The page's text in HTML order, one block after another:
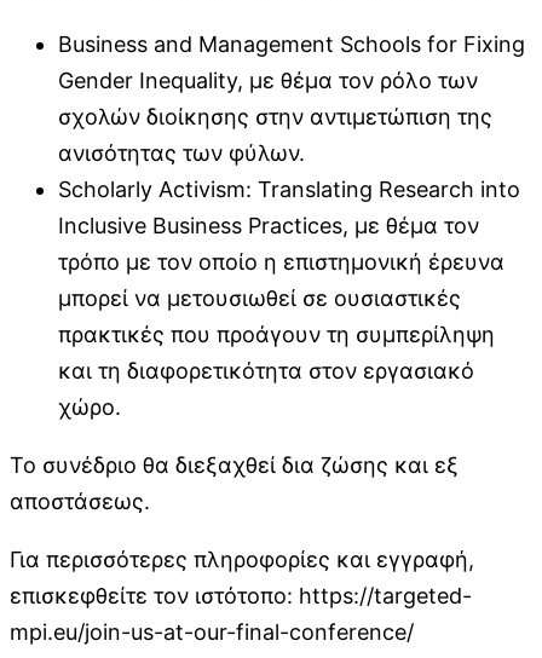
Business and Management Schools for Fixing
Gender Inequality, με θέμα τον ρόλο των
σχολών διοίκησης στην αντιμετώπιση της
ανισότητας των φύλων.
Scholarly Activism: Translating Research into
Inclusive Business Practices, με θέμα τον
τρόπο με τον οποίο η επιστημονική έρευνα
μπορεί να μετουσιωθεί σε ουσιαστικές
πρακτικές που προάγουν τη συμπερίληψη
και τη διαφορετικότητα στον εργασιακό
χώρο.
Το συνέδριο θα διεξαχθεί δια ζώσης και εξ
αποστάσεως.
Για περισσότερες πληροφορίες και εγγραφή,
επισκεφθείτε τον ιστότοπο: https://targeted-
mpi.eu/join-us-at-our-final-conference/